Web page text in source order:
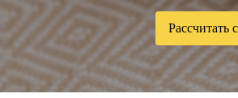
Рассчитать